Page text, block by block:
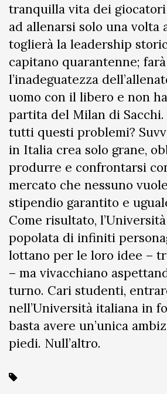
tranquilla vita dei
ad allenarsi solo una volta
toglierà la leadership
capitano quarantenne;
l’inadeguatezza
uomo con il libero e non
partita del Milan di
tutti questi problemi?
in Italia crea solo grane,
produrre e confrontarsi
mercato che nessuno
stipendio garantito e
Come risultato,
popolata di infiniti
lottano per le loro idee –
– ma vivacchiano
turno. Cari studenti,
nell’Università italiana in
basta avere un’unica
piedi. Null’altro.